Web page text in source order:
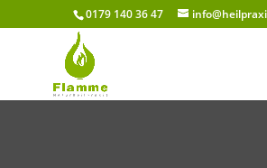
0179 140 36 47